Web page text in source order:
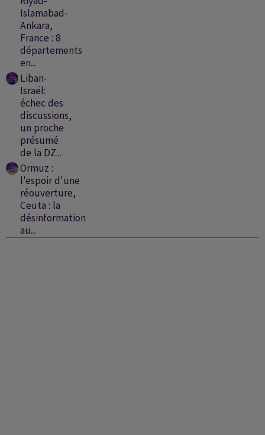
Islamabad-
Ankara,
France : 8
départements
en...
Liban-
Israël:
échec des
discussions,
un proche
présumé
de la DZ...
Ormuz :
l'espoir d'une
réouverture,
Ceuta : la
désinformation
au...